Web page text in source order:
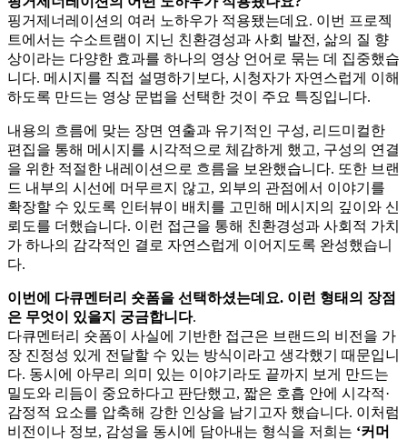
핑거제너레이션의 여러 노하우가 적용됐는데요. 이번 프로젝
트에서는 수소트램이 지닌 친환경성과 사회 발전, 삶의 질 향
상이라는 다양한 효과를 하나의 영상 언어로 묶는 데 집중했습
니다. 메시지를 직접 설명하기보다, 시청자가 자연스럽게 이해
하도록 만드는 영상 문법을 선택한 것이 주요 특징입니다.
내용의 흐름에 맞는 장면 연출과 유기적인 구성, 리드미컬한
편집을 통해 메시지를 시각적으로 체감하게 했고, 구성의 연결
을 위한 적절한 내레이션으로 흐름을 보완했습니다. 또한 브랜
드 내부의 시선에 머무르지 않고, 외부의 관점에서 이야기를
확장할 수 있도록 인터뷰이 배치를 고민해 메시지의 깊이와 신
뢰도를 더했습니다. 이런 접근을 통해 친환경성과 사회적 가치
가 하나의 감각적인 결로 자연스럽게 이어지도록 완성했습니
다.
이번에 다큐멘터리 숏폼을 선택하셨는데요. 이런 형태의 장점
은 무엇이 있을지 궁금합니다.
다큐멘터리 숏폼이 사실에 기반한 접근은 브랜드의 비전을 가
장 진정성 있게 전달할 수 있는 방식이라고 생각했기 때문입니
다. 동시에 아무리 의미 있는 이야기라도 끝까지 보게 만드는
밀도와 리듬이 중요하다고 판단했고, 짧은 호흡 안에 시각적·
감정적 요소를 압축해 강한 인상을 남기고자 했습니다. 이처럼
비전이나 정보, 감성을 동시에 담아내는 형식을 저희는 ‘커머